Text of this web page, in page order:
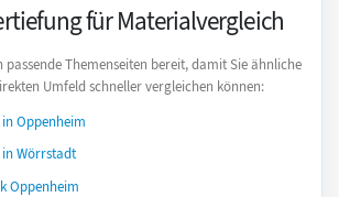
für Materialvergleich
passende Themenseiten bereit, damit Sie ähnliche
Umfeld schneller vergleichen können:
Oppenheim
Wörrstadt
Oppenheim